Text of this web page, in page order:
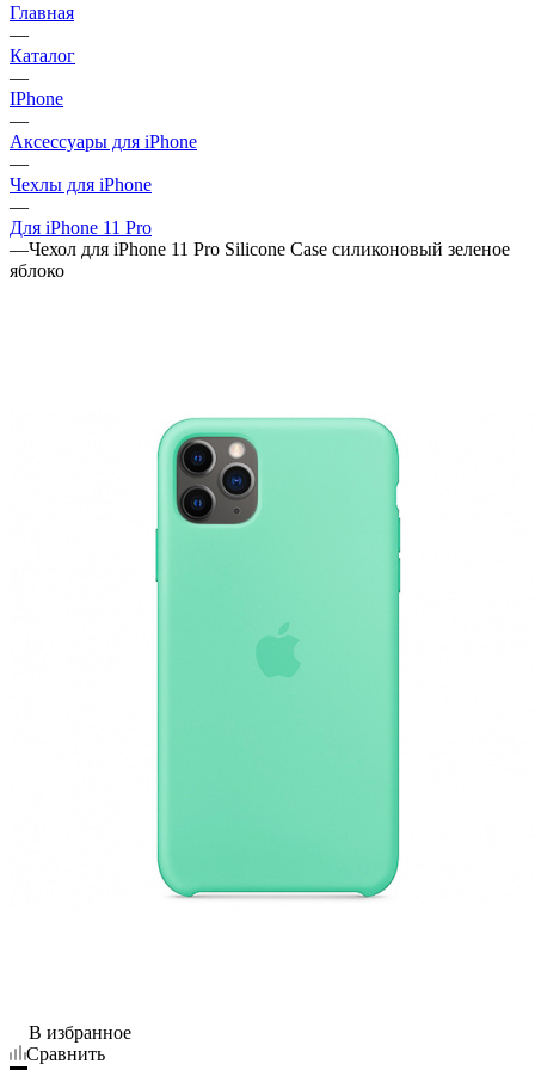
Главная
—
Каталог
—
IPhone
—
Аксессуары для iPhone
—
Чехлы для iPhone
—
Для iPhone 11 Pro
—Чехол для iPhone 11 Pro Silicone Case силиконовый зеленое
яблоко
В избранное
Сравнить